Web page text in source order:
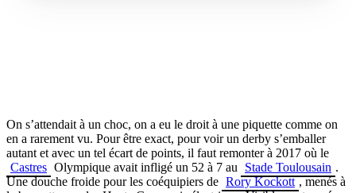
On s’attendait à un choc, on a eu le droit à une piquette comme on
en a rarement vu. Pour être exact, pour voir un derby s’emballer
autant et avec un tel écart de points, il faut remonter à 2017 où le
Castres Olympique avait infligé un 52 à 7 au Stade Toulousain .
Une douche froide pour les coéquipiers de Rory Kockott , menés à